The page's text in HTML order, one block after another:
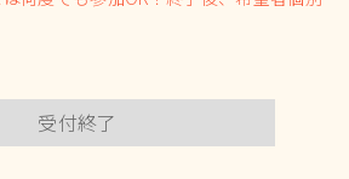
受付終了